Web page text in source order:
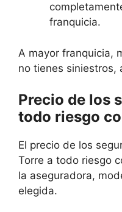
franquicia.
A mayor franquicia,
no tienes siniestros,
Precio de los
todo riesgo
El precio de los
Torre a todo riesgo
la aseguradora,
elegida.